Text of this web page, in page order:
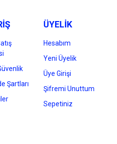
olmalı.
Şartları
ÜYELİK
Hesabım
Yeni Üyelik
Üye Girişi
Şifremi Unuttum
Sepetiniz